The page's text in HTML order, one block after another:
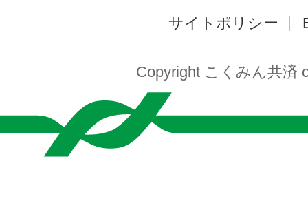
サイトポリシー
Copyright こくみん共済